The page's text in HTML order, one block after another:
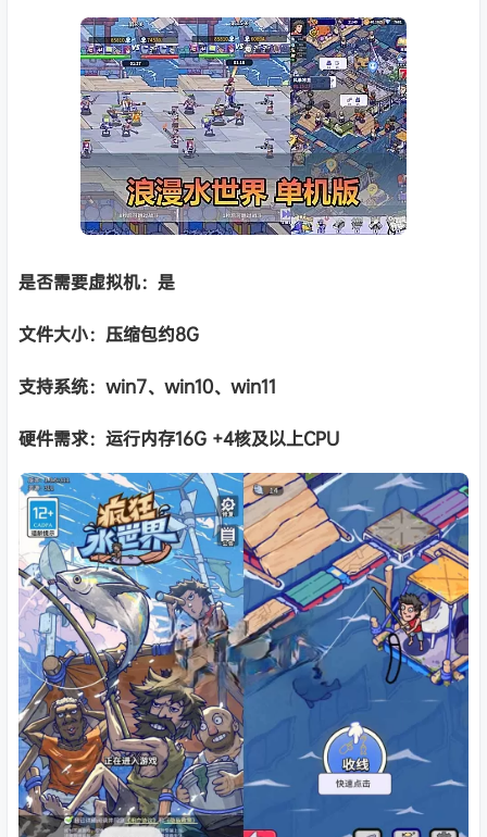
是否需要虚拟机：是
文件大小：压缩包约8G
支持系统：win7、win10、win11
硬件需求：运行内存16G +4核及以上CPU